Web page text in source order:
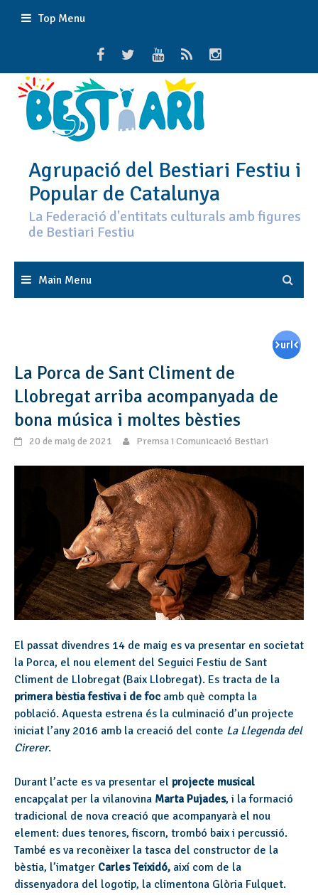
Top Menu
Agrupació del Bestiari Festiu i
Popular de Catalunya
La Federació d'entitats culturals amb figures
de Bestiari Festiu
Main Menu
La Porca de Sant Climent de
Llobregat arriba acompanyada de
bona música i moltes bèsties
20 de maig de 2021 Premsa i Comunicació Bestiari
El passat divendres 14 de maig es va presentar en societat
la Porca, el nou element del Seguici Festiu de Sant
Climent de Llobregat (Baix Llobregat). Es tracta de la
primera bèstia festiva i de foc amb què compta la
població. Aquesta estrena és la culminació d’un projecte
iniciat l’any 2016 amb la creació del conte La Llegenda del
Cirerer.
Durant l’acte es va presentar el projecte musical
encapçalat per la vilanovina Marta Pujades, i la formació
tradicional de nova creació que acompanyarà el nou
element: dues tenores, fiscorn, trombó baix i percussió.
També es va reconèixer la tasca del constructor de la
bèstia, l’imatger Carles Teixidó, així com de la
dissenyadora del logotip, la climentona Glòria Fulquet.